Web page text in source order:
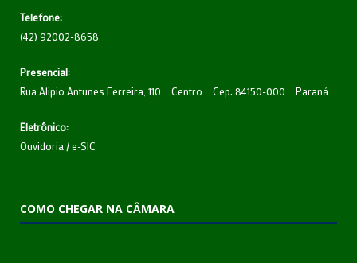
Telefone:
(42) 92002-8658
Presencial:
Rua Alipio Antunes Ferreira, 110 – Centro – Cep: 84150-000 – Paraná
Eletrônico:
Ouvidoria /e-SIC
COMO CHEGAR NA CÂMARA